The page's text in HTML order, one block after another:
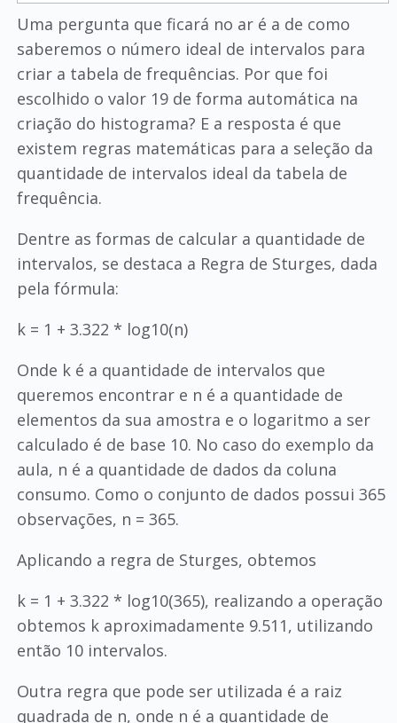
Uma pergunta que ficará no ar é a de como
saberemos o número ideal de intervalos para
criar a tabela de frequências. Por que foi
escolhido o valor 19 de forma automática na
criação do histograma? E a resposta é que
existem regras matemáticas para a seleção da
quantidade de intervalos ideal da tabela de
frequência.
Dentre as formas de calcular a quantidade de
intervalos, se destaca a Regra de Sturges, dada
pela fórmula:
k = 1 + 3.322 * log10(n)
Onde k é a quantidade de intervalos que
queremos encontrar e n é a quantidade de
elementos da sua amostra e o logaritmo a ser
calculado é de base 10. No caso do exemplo da
aula, n é a quantidade de dados da coluna
consumo. Como o conjunto de dados possui 365
observações, n = 365.
Aplicando a regra de Sturges, obtemos
k = 1 + 3.322 * log10(365), realizando a operação
obtemos k aproximadamente 9.511, utilizando
então 10 intervalos.
Outra regra que pode ser utilizada é a raiz
quadrada de n, onde n é a quantidade de